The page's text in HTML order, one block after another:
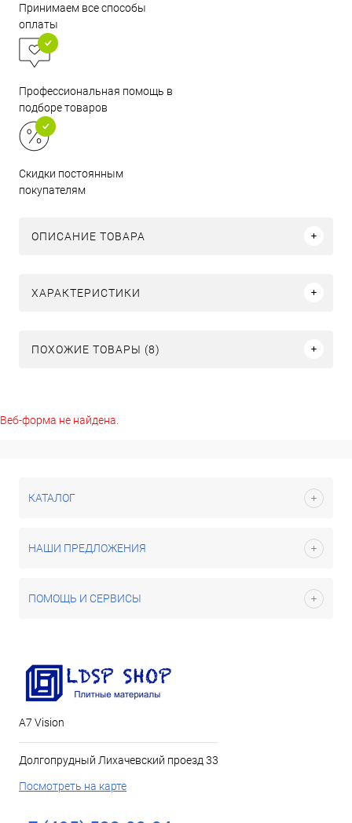
Принимаем все способы
оплаты
Профессиональная помощь в
подборе товаров
Скидки постоянным
покупателям
ОПИСАНИЕ ТОВАРА
ХАРАКТЕРИСТИКИ
ПОХОЖИЕ ТОВАРЫ (8)
Веб-форма не найдена.
КАТАЛОГ
НАШИ ПРЕДЛОЖЕНИЯ
ПОМОЩЬ И СЕРВИСЫ
А7 Vision
Долгопрудный Лихачевский проезд 33
Посмотреть на карте